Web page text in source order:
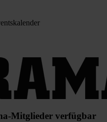
Mitglieder verfügbar